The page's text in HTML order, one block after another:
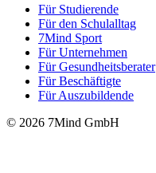
Für Stu­die­rende
Für den Schulalltag
7Mind Sport
Für Unter­neh­men
Für Gesund­heits­be­ra­ter
Für Beschäftigte
Für Auszubildende
© 2026 7Mind GmbH